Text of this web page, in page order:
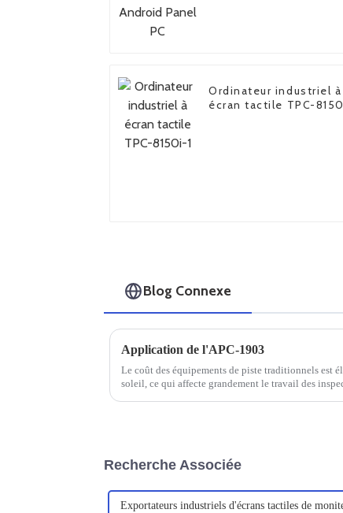
Ordinateur industriel à
écran tactile TPC-
Blog Connexe
Application de l'APC-1903
Le coût des équipements de piste traditionnels est
soleil, ce qui affecte grandement le travail des
Recherche Associée
Exportateurs industriels d'écrans tactiles de